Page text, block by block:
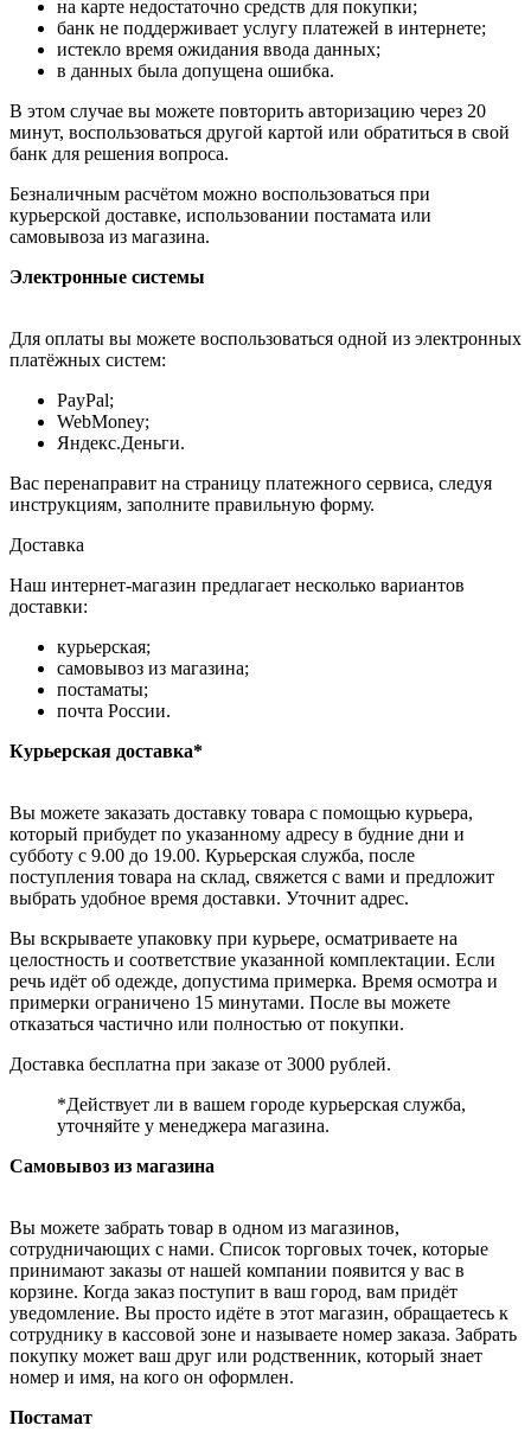
на карте недостаточно средств для покупки;
банк не поддерживает услугу платежей в интернете;
истекло время ожидания ввода данных;
в данных была допущена ошибка.
В этом случае вы можете повторить авторизацию через 20
минут, воспользоваться другой картой или обратиться в свой
банк для решения вопроса.
Безналичным расчётом можно воспользоваться при
курьерской доставке, использовании постамата или
самовывоза из магазина.
Электронные системы
Для оплаты вы можете воспользоваться одной из электронных
платёжных систем:
PayPal;
WebMoney;
Яндекс.Деньги.
Вас перенаправит на страницу платежного сервиса, следуя
инструкциям, заполните правильную форму.
Доставка
Наш интернет-магазин предлагает несколько вариантов
доставки:
курьерская;
самовывоз из магазина;
постаматы;
почта России.
Курьерская доставка*
Вы можете заказать доставку товара с помощью курьера,
который прибудет по указанному адресу в будние дни и
субботу с 9.00 до 19.00. Курьерская служба, после
поступления товара на склад, свяжется с вами и предложит
выбрать удобное время доставки. Уточнит адрес.
Вы вскрываете упаковку при курьере, осматриваете на
целостность и соответствие указанной комплектации. Если
речь идёт об одежде, допустима примерка. Время осмотра и
примерки ограничено 15 минутами. После вы можете
отказаться частично или полностью от покупки.
Доставка бесплатна при заказе от 3000 рублей.
*Действует ли в вашем городе курьерская служба,
уточняйте у менеджера магазина.
Самовывоз из магазина
Вы можете забрать товар в одном из магазинов,
сотрудничающих с нами. Список торговых точек, которые
принимают заказы от нашей компании появится у вас в
корзине. Когда заказ поступит в ваш город, вам придёт
уведомление. Вы просто идёте в этот магазин, обращаетесь к
сотруднику в кассовой зоне и называете номер заказа. Забрать
покупку может ваш друг или родственник, который знает
номер и имя, на кого он оформлен.
Постамат